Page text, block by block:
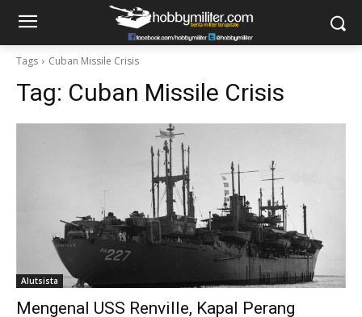
Tags Cuban Missile Crisis
Tag: Cuban Missile Crisis
Alutsista
Mengenal USS Renville, Kapal Perang